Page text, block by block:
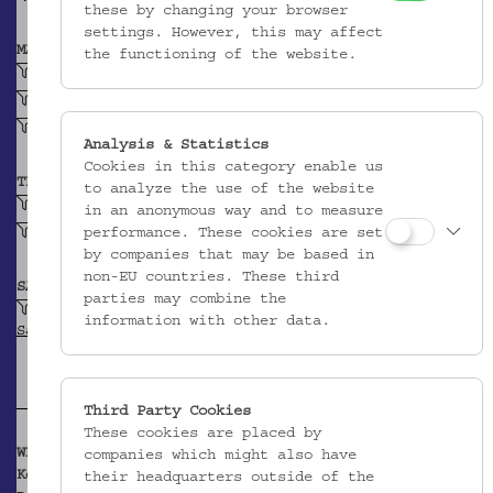
MATERIAL
TECHNIK
gedrechselt (Holz)
gebogen (Metall)
SAMMLUNG
Schuchardt, Hugo: Belegsammlung zur
Sachwortforschung
WEITERFÜHRENDE INFORMATIONEN
Korrespondenz im Hugo-Schuchardt-Archiv:
these by changing your browser
settings. However, this may affect
the functioning of the website.
Analysis & Statistics
Cookies in this category enable us
to analyze the use of the website
in an anonymous way and to measure
performance. These cookies are set
by companies that may be based in
non-EU countries. These third
parties may combine the
information with other data.
Third Party Cookies
These cookies are placed by
companies which might also have
their headquarters outside of the